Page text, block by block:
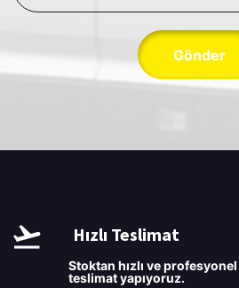
Gönder
Hızlı Teslimat
Stoktan hızlı ve
teslimat yapıyoruz.